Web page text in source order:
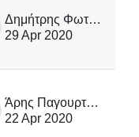
Δημήτρης Φωτάκης
29 Apr 2020
Άρης Παγουρτζής
22 Apr 2020